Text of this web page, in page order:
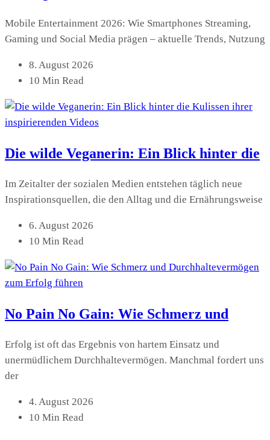
Mobile Entertainment 2026: Wie Smartphones Streaming,
Gaming und Social Media prägen – aktuelle Trends, Nutzung
8. August 2026
10 Min Read
Die wilde Veganerin: Ein Blick hinter die
Im Zeitalter der sozialen Medien entstehen täglich neue
Inspirationsquellen, die den Alltag und die Ernährungsweise
6. August 2026
10 Min Read
No Pain No Gain: Wie Schmerz und
Erfolg ist oft das Ergebnis von hartem Einsatz und
unermüdlichem Durchhaltevermögen. Manchmal fordert uns
der
4. August 2026
10 Min Read